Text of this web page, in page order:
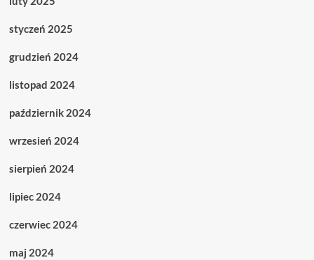
styczeń 2025
grudzień 2024
listopad 2024
październik 2024
wrzesień 2024
sierpień 2024
lipiec 2024
czerwiec 2024
maj 2024